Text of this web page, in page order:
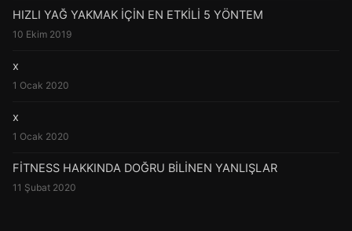
HIZLI YAĞ YAKMAK İÇİN EN ETKİLİ 5 YÖNTEM
10 Ekim 2019
x
1 Ocak 2020
x
1 Ocak 2020
FİTNESS HAKKINDA DOĞRU BİLİNEN YANLIŞLAR
11 Şubat 2020